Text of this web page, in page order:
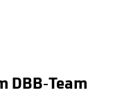
DBB-Team